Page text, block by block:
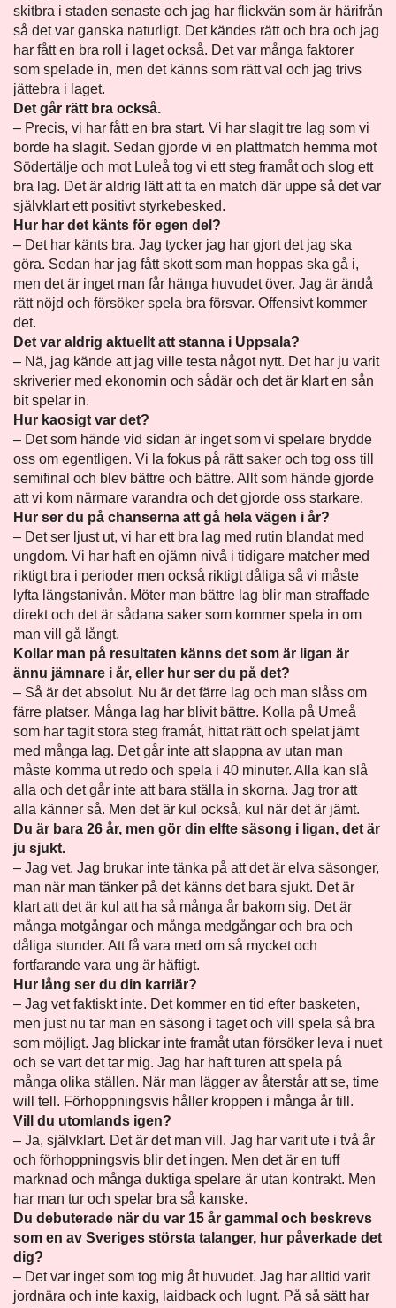
skitbra i staden senaste och jag har flickvän som är härifrån
så det var ganska naturligt. Det kändes rätt och bra och jag
har fått en bra roll i laget också. Det var många faktorer
som spelade in, men det känns som rätt val och jag trivs
jättebra i laget.
Det går rätt bra också.
– Precis, vi har fått en bra start. Vi har slagit tre lag som vi
borde ha slagit. Sedan gjorde vi en plattmatch hemma mot
Södertälje och mot Luleå tog vi ett steg framåt och slog ett
bra lag. Det är aldrig lätt att ta en match där uppe så det var
självklart ett positivt styrkebesked.
Hur har det känts för egen del?
– Det har känts bra. Jag tycker jag har gjort det jag ska
göra. Sedan har jag fått skott som man hoppas ska gå i,
men det är inget man får hänga huvudet över. Jag är ändå
rätt nöjd och försöker spela bra försvar. Offensivt kommer
det.
Det var aldrig aktuellt att stanna i Uppsala?
– Nä, jag kände att jag ville testa något nytt. Det har ju varit
skriverier med ekonomin och sådär och det är klart en sån
bit spelar in.
Hur kaosigt var det?
– Det som hände vid sidan är inget som vi spelare brydde
oss om egentligen. Vi la fokus på rätt saker och tog oss till
semifinal och blev bättre och bättre. Allt som hände gjorde
att vi kom närmare varandra och det gjorde oss starkare.
Hur ser du på chanserna att gå hela vägen i år?
– Det ser ljust ut, vi har ett bra lag med rutin blandat med
ungdom. Vi har haft en ojämn nivå i tidigare matcher med
riktigt bra i perioder men också riktigt dåliga så vi måste
lyfta längstanivån. Möter man bättre lag blir man straffade
direkt och det är sådana saker som kommer spela in om
man vill gå långt.
Kollar man på resultaten känns det som är ligan är
ännu jämnare i år, eller hur ser du på det?
– Så är det absolut. Nu är det färre lag och man slåss om
färre platser. Många lag har blivit bättre. Kolla på Umeå
som har tagit stora steg framåt, hittat rätt och spelat jämt
med många lag. Det går inte att slappna av utan man
måste komma ut redo och spela i 40 minuter. Alla kan slå
alla och det går inte att bara ställa in skorna. Jag tror att
alla känner så. Men det är kul också, kul när det är jämt.
Du är bara 26 år, men gör din elfte säsong i ligan, det är
ju sjukt.
– Jag vet. Jag brukar inte tänka på att det är elva säsonger,
man när man tänker på det känns det bara sjukt. Det är
klart att det är kul att ha så många år bakom sig. Det är
många motgångar och många medgångar och bra och
dåliga stunder. Att få vara med om så mycket och
fortfarande vara ung är häftigt.
Hur lång ser du din karriär?
– Jag vet faktiskt inte. Det kommer en tid efter basketen,
men just nu tar man en säsong i taget och vill spela så bra
som möjligt. Jag blickar inte framåt utan försöker leva i nuet
och se vart det tar mig. Jag har haft turen att spela på
många olika ställen. När man lägger av återstår att se, time
will tell. Förhoppningsvis håller kroppen i många år till.
Vill du utomlands igen?
– Ja, självklart. Det är det man vill. Jag har varit ute i två år
och förhoppningsvis blir det ingen. Men det är en tuff
marknad och många duktiga spelare är utan kontrakt. Men
har man tur och spelar bra så kanske.
Du debuterade när du var 15 år gammal och beskrevs
som en av Sveriges största talanger, hur påverkade det
dig?
– Det var inget som tog mig åt huvudet. Jag har alltid varit
jordnära och inte kaxig, laidback och lugnt. På så sätt har